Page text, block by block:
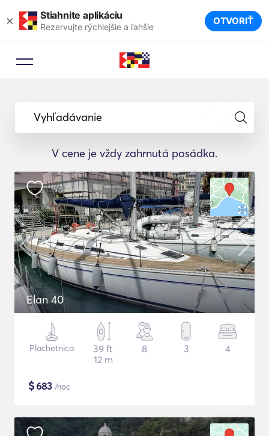
× Stiahnite aplikáciu
Rezervujte rýchlejšie a ľahšie OTVORIŤ
Vyhľadávanie
V cene je vždy zahrnutá posádka.
Elan 40
Plachetnica
39 ft
12 m
8 3 4
$683 /noc